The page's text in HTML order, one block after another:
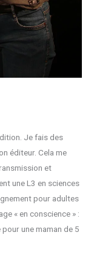
Je fais des
éditeur. Cela me
et
une L3 en sciences
pour adultes
« en conscience » :
une maman de 5